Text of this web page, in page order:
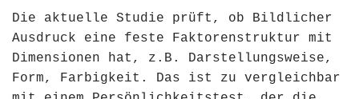
Die aktuelle Studie prüft, ob Bildlicher
Ausdruck eine feste Faktorenstruktur mit
Dimensionen hat, z.B. Darstellungsweise,
Form, Farbigkeit. Das ist zu vergleichbar